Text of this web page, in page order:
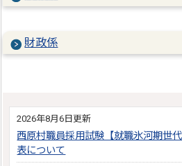
財政係
2026年8月6日更新
西原村職員採用試験【就職氷河期世
表について